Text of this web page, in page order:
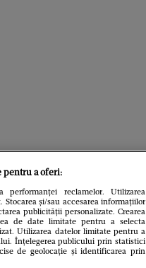
pentru a oferi:
performanței reclamelor. Utilizarea
și/sau accesarea informațiilor
publicității personalizate. Crearea
de date limitate pentru a selecta
Utilizarea datelor limitate pentru a
Înțelegerea publicului prin statistici
de geolocație și identificarea prin